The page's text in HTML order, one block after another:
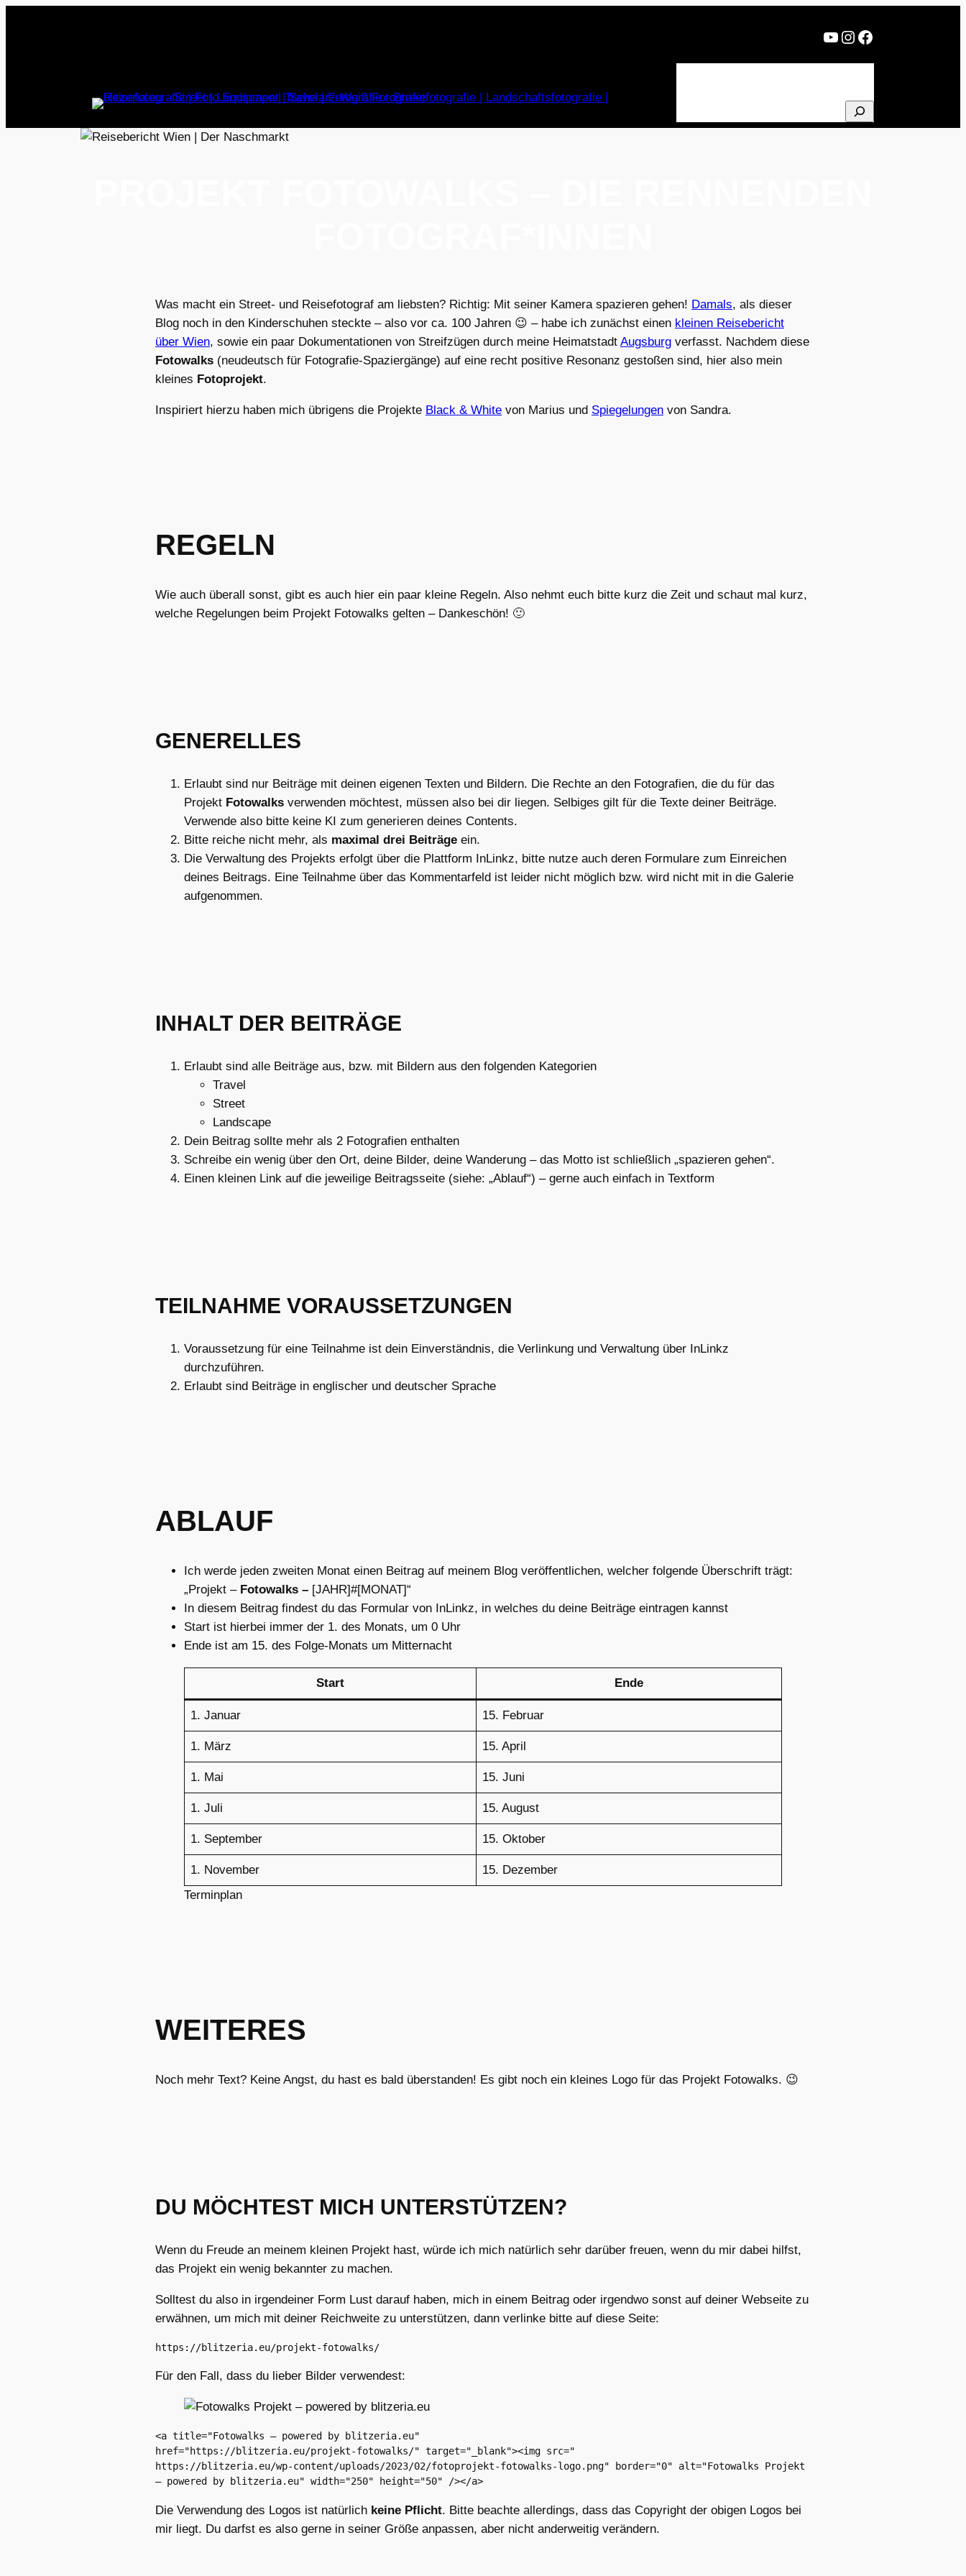
YouTube
Instagram
Facebook
SUCHEN
Was macht ein Street- und Reisefotograf am liebsten? Richtig: Mit seiner Kamera spazieren gehen! Damals, als dieser
Blog noch in den Kinderschuhen steckte – also vor ca. 100 Jahren 😉 – habe ich zunächst einen kleinen Reisebericht
über Wien, sowie ein paar Dokumentationen von Streifzügen durch meine Heimatstadt Augsburg verfasst. Nachdem diese
Fotowalks (neudeutsch für Fotografie-Spaziergänge) auf eine recht positive Resonanz gestoßen sind, hier also mein
kleines Fotoprojekt.
Inspiriert hierzu haben mich übrigens die Projekte Black & White von Marius und Spiegelungen von Sandra.
REGELN
Wie auch überall sonst, gibt es auch hier ein paar kleine Regeln. Also nehmt euch bitte kurz die Zeit und schaut mal kurz,
welche Regelungen beim Projekt Fotowalks gelten – Dankeschön! 🙂
GENERELLES
Erlaubt sind nur Beiträge mit deinen eigenen Texten und Bildern. Die Rechte an den Fotografien, die du für das
Projekt Fotowalks verwenden möchtest, müssen also bei dir liegen. Selbiges gilt für die Texte deiner Beiträge.
Verwende also bitte keine KI zum generieren deines Contents.
Bitte reiche nicht mehr, als maximal drei Beiträge ein.
Die Verwaltung des Projekts erfolgt über die Plattform InLinkz, bitte nutze auch deren Formulare zum Einreichen
deines Beitrags. Eine Teilnahme über das Kommentarfeld ist leider nicht möglich bzw. wird nicht mit in die Galerie
aufgenommen.
INHALT DER BEITRÄGE
Erlaubt sind alle Beiträge aus, bzw. mit Bildern aus den folgenden Kategorien
Travel
Street
Landscape
Dein Beitrag sollte mehr als 2 Fotografien enthalten
Schreibe ein wenig über den Ort, deine Bilder, deine Wanderung – das Motto ist schließlich „spazieren gehen“.
Einen kleinen Link auf die jeweilige Beitragsseite (siehe: „Ablauf“) – gerne auch einfach in Textform
TEILNAHME VORAUSSETZUNGEN
Voraussetzung für eine Teilnahme ist dein Einverständnis, die Verlinkung und Verwaltung über InLinkz
durchzuführen.
Erlaubt sind Beiträge in englischer und deutscher Sprache
ABLAUF
Ich werde jeden zweiten Monat einen Beitrag auf meinem Blog veröffentlichen, welcher folgende Überschrift trägt:
„Projekt – Fotowalks – [JAHR]#[MONAT]“
In diesem Beitrag findest du das Formular von InLinkz, in welches du deine Beiträge eintragen kannst
Start ist hierbei immer der 1. des Monats, um 0 Uhr
Ende ist am 15. des Folge-Monats um Mitternacht
Start Ende
1. Januar 15. Februar
1. März 15. April
1. Mai 15. Juni
1. Juli 15. August
1. September 15. Oktober
1. November
15. Dezember
Terminplan
WEITERES
Noch mehr Text? Keine Angst, du hast es bald überstanden! Es gibt noch ein kleines Logo für das Projekt Fotowalks. 😉
DU MÖCHTEST MICH UNTERSTÜTZEN?
Wenn du Freude an meinem kleinen Projekt hast, würde ich mich natürlich sehr darüber freuen, wenn du mir dabei hilfst,
das Projekt ein wenig bekannter zu machen.
Solltest du also in irgendeiner Form Lust darauf haben, mich in einem Beitrag oder irgendwo sonst auf deiner Webseite zu
erwähnen, um mich mit deiner Reichweite zu unterstützen, dann verlinke bitte auf diese Seite:
https://blitzeria.eu/projekt-fotowalks/
Für den Fall, dass du lieber Bilder verwendest:
<a title="Fotowalks – powered by blitzeria.eu"
href="https://blitzeria.eu/projekt-fotowalks/" target="_blank"><img src="
https://blitzeria.eu/wp-content/uploads/2023/02/fotoprojekt-fotowalks-logo.png" border="0" alt="Fotowalks Projekt
– powered by blitzeria.eu" width="250" height="50" /></a>
Die Verwendung des Logos ist natürlich keine Pflicht. Bitte beachte allerdings, dass das Copyright der obigen Logos bei
mir liegt. Du darfst es also gerne in seiner Größe anpassen, aber nicht anderweitig verändern.